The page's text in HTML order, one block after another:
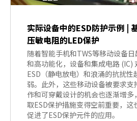
实际设备中的ESD防护示例 |
压敏电阻的LED保护
随着智能手机和TWS等移动设备
和高功能化，设备和集成电路 (IC)
ESD（静电放电）和浪涌的抗扰性
弱。此外，这些移动设备被要求支
作和可穿戴设计的机会也逐渐增多
取ESD保护措施变得空前重要，这
促进了ESD保护元件的应用。